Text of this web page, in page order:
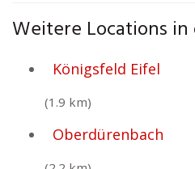
Weitere Locations in
Königsfeld Eifel
(1.9 km)
Oberdürenbach